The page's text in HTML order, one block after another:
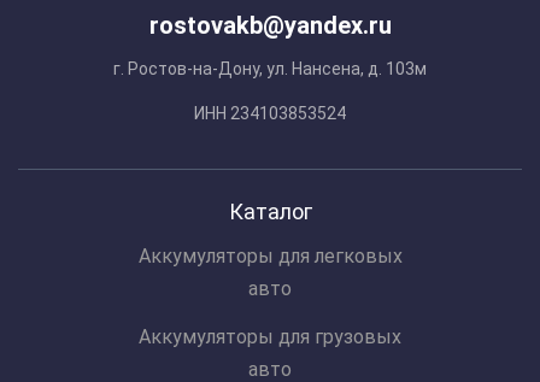
rostovakb@yandex.ru
г. Ростов-на-Дону, ул. Нансена, д. 103м
ИНН 234103853524
Каталог
Аккумуляторы для легковых
авто
Аккумуляторы для грузовых
авто